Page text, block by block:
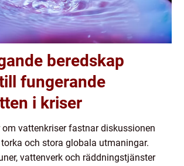
beredskap
fungerande
i kriser
vattenkriser fastnar diskussionen
och stora globala utmaningar.
vattenverk och räddningstjänster